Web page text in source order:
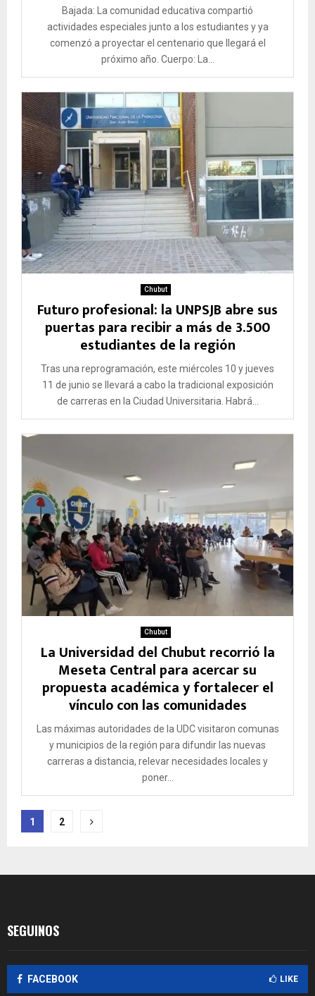
Bajada: La comunidad educativa compartió
actividades especiales junto a los estudiantes y ya
comenzó a proyectar el centenario que llegará el
próximo año. Cuerpo: La...
Chubut
Futuro profesional: la UNPSJB abre sus
puertas para recibir a más de 3.500
estudiantes de la región
Tras una reprogramación, este miércoles 10 y jueves
11 de junio se llevará a cabo la tradicional exposición
de carreras en la Ciudad Universitaria. Habrá...
Chubut
La Universidad del Chubut recorrió la
Meseta Central para acercar su
propuesta académica y fortalecer el
vínculo con las comunidades
Las máximas autoridades de la UDC visitaron comunas
y municipios de la región para difundir las nuevas
carreras a distancia, relevar necesidades locales y
poner...
Paginación
entradas
1 2
SEGUINOS
FACEBOOK LIKE